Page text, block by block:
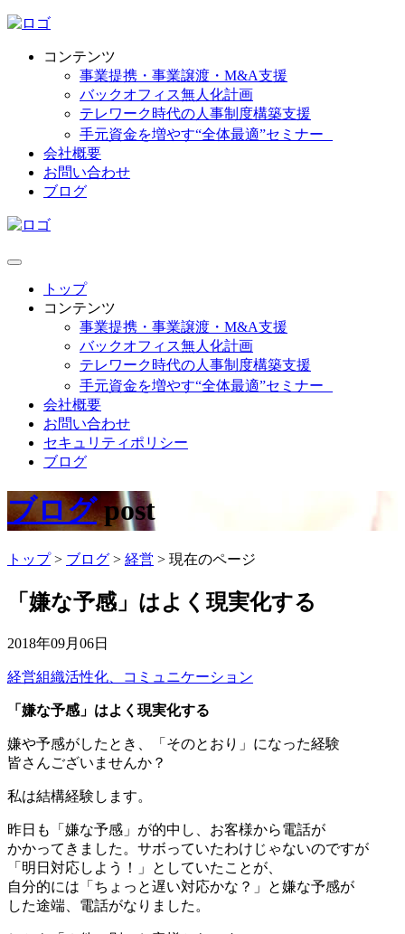
コンテンツ
事業提携・事業譲渡・M&A支援
バックオフィス無人化計画
テレワーク時代の人事制度構築支援
手元資金を増やす“全体最適”セミナー
会社概要
お問い合わせ
ブログ
トップ
コンテンツ
事業提携・事業譲渡・M&A支援
バックオフィス無人化計画
テレワーク時代の人事制度構築支援
手元資金を増やす“全体最適”セミナー
会社概要
お問い合わせ
セキュリティポリシー
ブログ
ブログ post
トップ> ブログ > 経営 > 現在のページ
「嫌な予感」はよく現実化する
2018年09月06日
経営組織活性化、コミュニケーション
「嫌な予感」はよく現実化する
嫌や予感がしたとき、「そのとおり」になった経験
皆さんございませんか？
私は結構経験します。
昨日も「嫌な予感」が的中し、お客様から電話が
かかってきました。サボっていたわけじゃないのですが
「明日対応しよう！」としていたことが、
自分的には「ちょっと遅い対応かな？」と嫌な予感が
した途端、電話がなりました。